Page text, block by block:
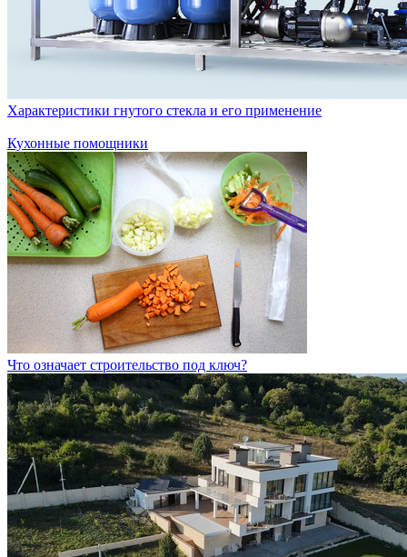
Характеристики гнутого стекла и его применение
Кухонные помощники
Что означает строительство под ключ?